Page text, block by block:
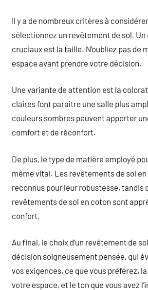
Il y a de nombreux critères à
sélectionnez un revêtement de sol. Un
cruciaux est la taille. N’oubliez pas de
espace avant prendre votre décision.
Une variante de attention est la
claires font paraître une salle plus
couleurs sombres peuvent apporter
comfort et de réconfort.
De plus, le type de matière employé
même vital. Les revêtements de sol
reconnus pour leur robustesse, tandis
revêtements de sol en coton sont
confort.
Au final, le choix d’un revêtement de
décision soigneusement pensée, qui
vos exigences, ce que vous préférez,
votre espace, et le ton que vous avez